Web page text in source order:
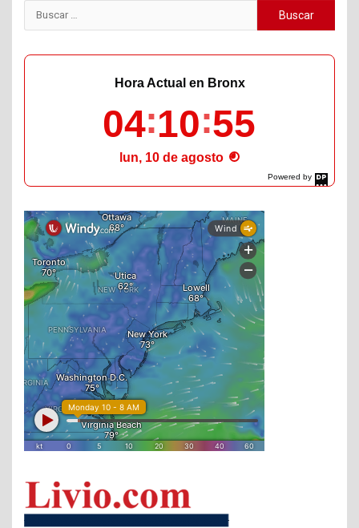
Buscar:
Powered by
DaysPedia.com
Hora Actual en Bronx
04 10 56
lun, 10 de agosto